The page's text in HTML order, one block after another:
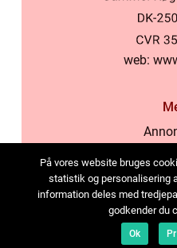
web:
På vores website bruges
statistik og personalisering
information deles med
godkender du
Ok